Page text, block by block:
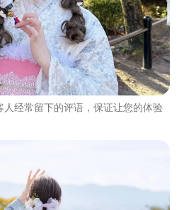
人经常留下的评语，保证让您的体验